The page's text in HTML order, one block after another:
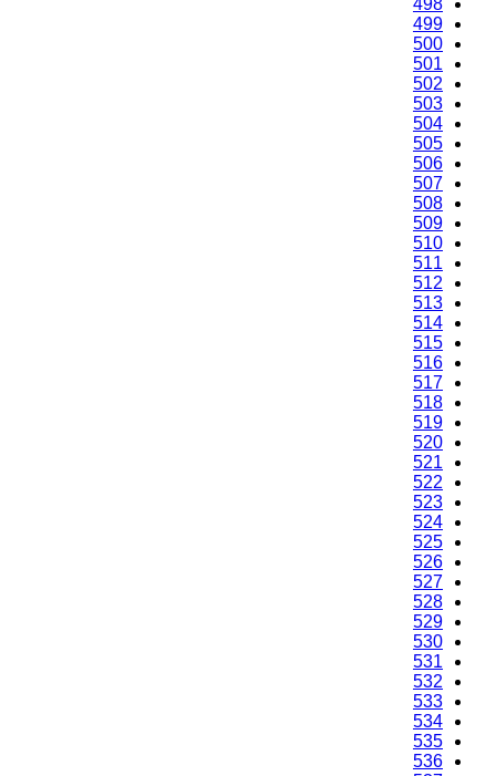
498
499
500
501
502
503
504
505
506
507
508
509
510
511
512
513
514
515
516
517
518
519
520
521
522
523
524
525
526
527
528
529
530
531
532
533
534
535
536